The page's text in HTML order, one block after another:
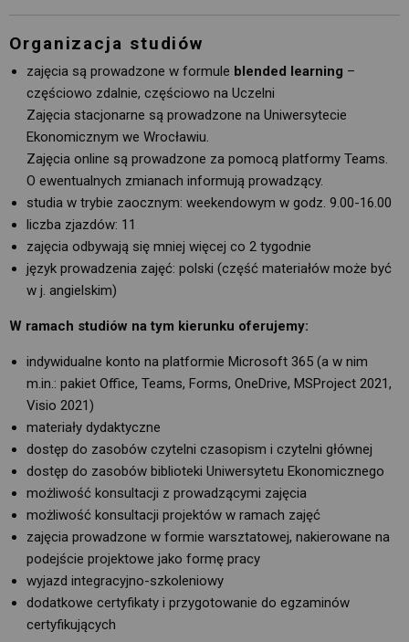
Organizacja studiów
zajęcia są prowadzone w formule blended learning –
częściowo zdalnie, częściowo na Uczelni
Zajęcia stacjonarne są prowadzone na Uniwersytecie
Ekonomicznym we Wrocławiu.
Zajęcia online są prowadzone za pomocą platformy Teams.
O ewentualnych zmianach informują prowadzący.
studia w trybie zaocznym: weekendowym w godz. 9.00-16.00
liczba zjazdów: 11
zajęcia odbywają się mniej więcej co 2 tygodnie
język prowadzenia zajęć: polski (część materiałów może być
w j. angielskim)
W ramach studiów na tym kierunku oferujemy:
indywidualne konto na platformie Microsoft 365 (a w nim
m.in.: pakiet Office, Teams, Forms, OneDrive, MSProject 2021,
Visio 2021)
materiały dydaktyczne
dostęp do zasobów czytelni czasopism i czytelni głównej
dostęp do zasobów biblioteki Uniwersytetu Ekonomicznego
możliwość konsultacji z prowadzącymi zajęcia
możliwość konsultacji projektów w ramach zajęć
zajęcia prowadzone w formie warsztatowej, nakierowane na
podejście projektowe jako formę pracy
wyjazd integracyjno-szkoleniowy
dodatkowe certyfikaty i przygotowanie do egzaminów
certyfikujących